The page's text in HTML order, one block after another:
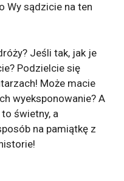
Wy sądzicie na ten
Jeśli tak, jak je
Podzielcie się
Może macie
wyeksponowanie? A
świetny, a
na pamiątkę z